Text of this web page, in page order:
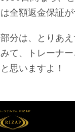
全額返金保証
分は、とりあ
て、トレーナ
思いますよ！